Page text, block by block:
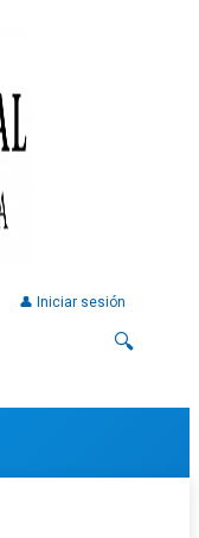
👤 Iniciar sesión
🔍